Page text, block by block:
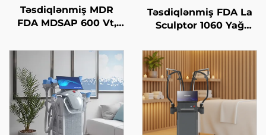
Təsdiqlənmiş MDR
FDA MDSAP 600 Vt,
Vt, 4-in-1 əvəz edilə
bilən nöqtələr ilə 755
nm, 808 nm, 940 nm,
1064 nm diod laser saç
çıxarma maşını
Təsdiqlənmiş FDA La
Sculptor 1060 Yağ
nm Diod Laser Bədən
Forması Yaradan
Zəiflətmə Maşını